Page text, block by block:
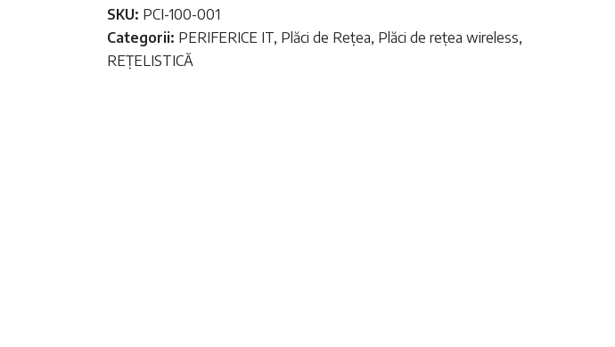
Ethernet
100
Mb/s,
SKU: PCI-100-001
Categorii: PERIFERICE IT, Plăci de Rețea, Plăci de rețea wireless,
REȚELISTICĂ